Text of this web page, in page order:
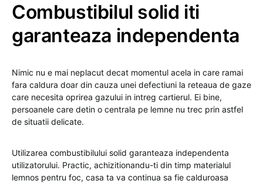
Combustibilul solid iti
garanteaza independenta
Nimic nu e mai neplacut decat momentul acela in care ramai
fara caldura doar din cauza unei defectiuni la reteaua de gaze
care necesita oprirea gazului in intreg cartierul. Ei bine,
persoanele care detin o centrala pe lemne nu trec prin astfel
de situatii delicate.
Utilizarea combustibilului solid garanteaza independenta
utilizatorului. Practic, achizitionandu-ti din timp materialul
lemnos pentru foc, casa ta va continua sa fie calduroasa